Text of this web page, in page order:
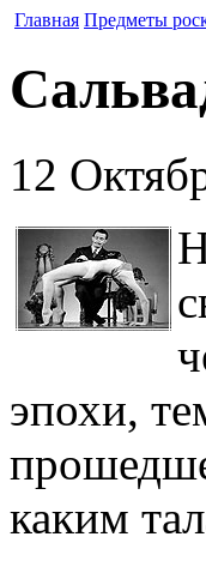
Главная Предметы
12
эпохи,
каким